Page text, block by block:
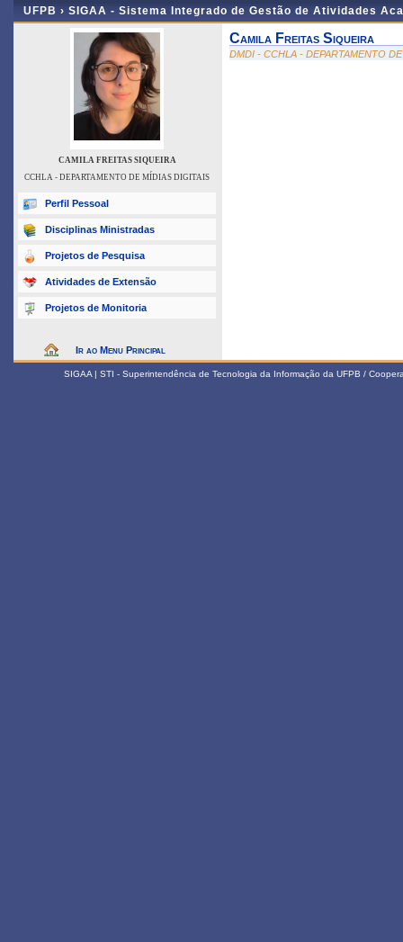
UFPB › SIGAA - Sistema Integrado de Gestão de Atividades
CAMILA FREITAS SIQUEIRA
CCHLA - DEPARTAMENTO DE MÍDIAS DIGITAIS
Perfil Pessoal
Disciplinas Ministradas
Projetos de Pesquisa
Atividades de Extensão
Projetos de Monitoria
Ir ao Menu Principal
Camila Freitas Siqueira
DMDI - CCHLA - DEPARTAMENTO
SIGAA | STI - Superintendência de Tecnologia da Informação da UFPB /